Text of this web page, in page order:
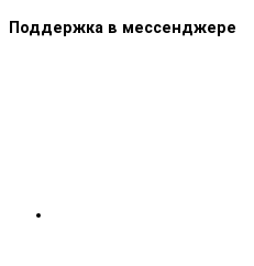
Поддержка в мессенджере